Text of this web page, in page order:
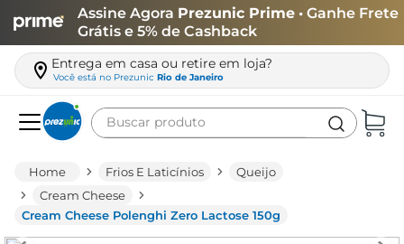
Assine Agora Prezunic Prime • Ganhe Frete
Grátis e 5% de Cashback
Entrega em casa ou retire em loja?
Você está no Prezunic Rio de Janeiro
Buscar produto
Frios E Laticínios
Queijo
Cream Cheese
Cream Cheese Polenghi Zero Lactose 150g
leite